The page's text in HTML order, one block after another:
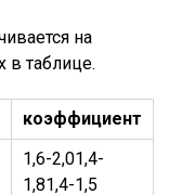
на
в таблице.
коэффициент
1,6-2,01,4-
1,81,4-1,5